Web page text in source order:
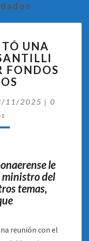
UNA
FONDOS
11/2025 | 0
le
ministro del
temas,